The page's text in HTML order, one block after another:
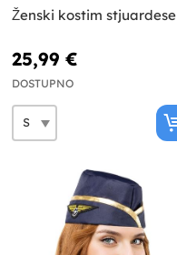
Ženski kostim stjuardese
25,99 €
DOSTUPNO